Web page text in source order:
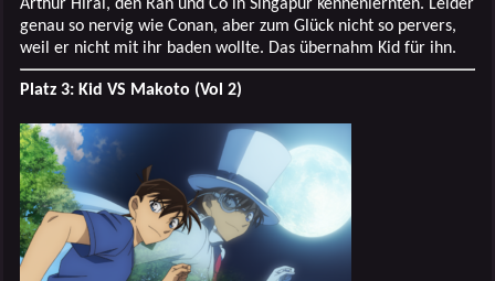
Arthur Hirai, den Ran und Co in Singapur kennenlernten. Leider
genau so nervig wie Conan, aber zum Glück nicht so pervers,
weil er nicht mit ihr baden wollte. Das übernahm Kid für ihn.
Platz 3: Kid VS Makoto (Vol 2)